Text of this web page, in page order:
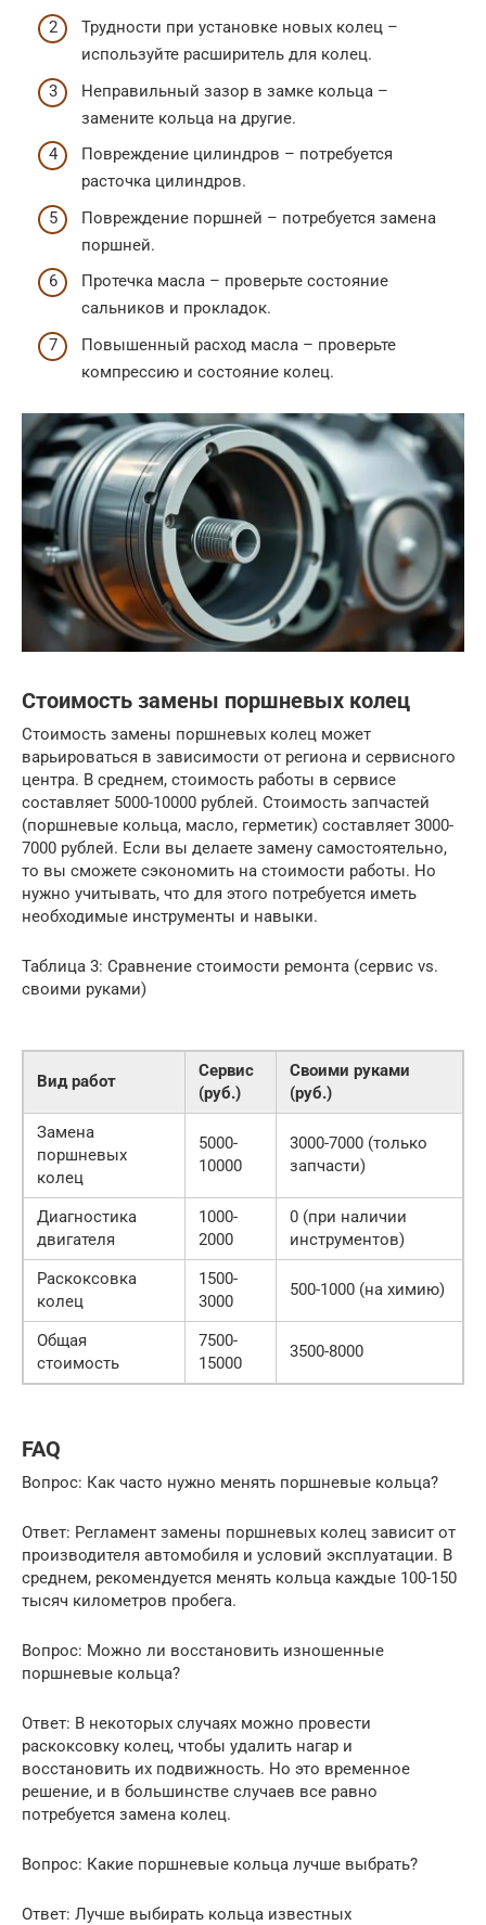
Трудности при установке новых колец –
используйте расширитель для колец.
Неправильный зазор в замке кольца –
замените кольца на другие.
Повреждение цилиндров – потребуется
расточка цилиндров.
Повреждение поршней – потребуется замена
поршней.
Протечка масла – проверьте состояние
сальников и прокладок.
Повышенный расход масла – проверьте
компрессию и состояние колец.
Стоимость замены поршневых колец
Стоимость замены поршневых колец может
варьироваться в зависимости от региона и сервисного
центра. В среднем, стоимость работы в сервисе
составляет 5000-10000 рублей. Стоимость запчастей
(поршневые кольца, масло, герметик) составляет 3000-
7000 рублей. Если вы делаете замену самостоятельно,
то вы сможете сэкономить на стоимости работы. Но
нужно учитывать, что для этого потребуется иметь
необходимые инструменты и навыки.
Таблица 3: Сравнение стоимости ремонта (сервис vs.
своими руками)
Вид работ
Сервис
(руб.)
Своими руками
(руб.)
Замена
поршневых
колец
5000-
10000
3000-7000 (только
запчасти)
Диагностика
двигателя
1000-
2000
0 (при наличии
инструментов)
Раскоксовка
колец
1500-
3000
500-1000 (на химию)
Общая
стоимость
7500-
15000
3500-8000
FAQ
Вопрос: Как часто нужно менять поршневые кольца?
Ответ: Регламент замены поршневых колец зависит от
производителя автомобиля и условий эксплуатации. В
среднем, рекомендуется менять кольца каждые 100-150
тысяч километров пробега.
Вопрос: Можно ли восстановить изношенные
поршневые кольца?
Ответ: В некоторых случаях можно провести
раскоксовку колец, чтобы удалить нагар и
восстановить их подвижность. Но это временное
решение, и в большинстве случаев все равно
потребуется замена колец.
Вопрос: Какие поршневые кольца лучше выбрать?
Ответ: Лучше выбирать кольца известных